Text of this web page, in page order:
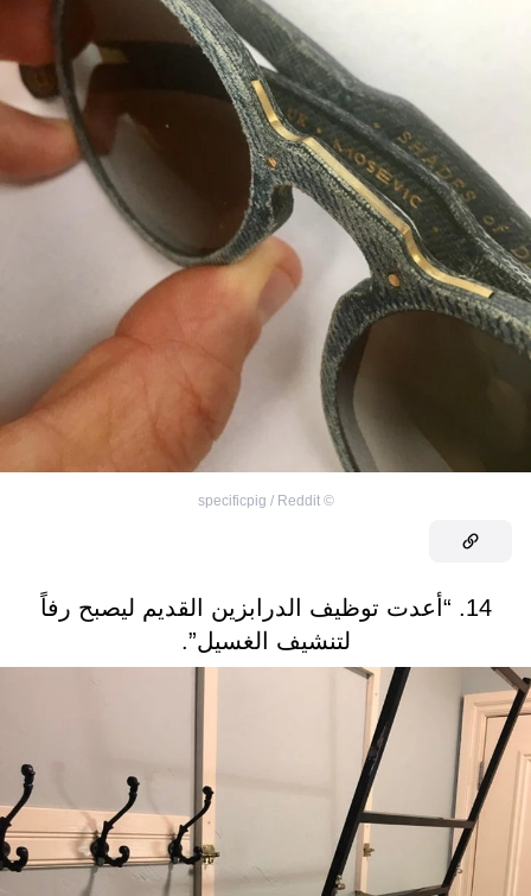
©
specificpig / Reddit
14. “أعدت توظيف الدرابزين القديم ليصبح رفاً
لتنشيف الغسيل”.